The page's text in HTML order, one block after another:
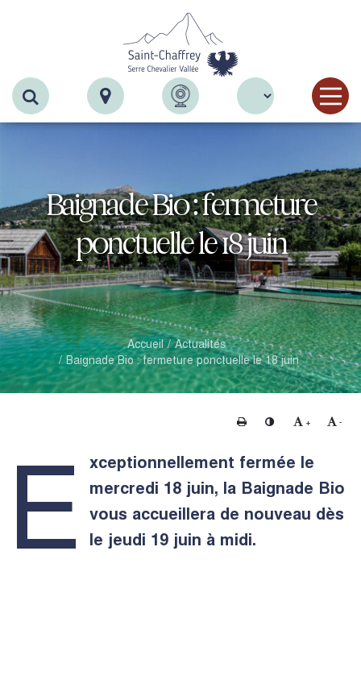
Recherche
Baignade Bio : fermeture
ponctuelle le 18 juin
Accueil
Actualités
Baignade Bio : fermeture ponctuelle le 18 juin
Imprimer Changer le contraste
+ Agrandir le
-
E xceptionnellement fermée le
mercredi 18 juin, la Baignade Bio
vous accueillera de nouveau dès
le jeudi 19 juin à midi.